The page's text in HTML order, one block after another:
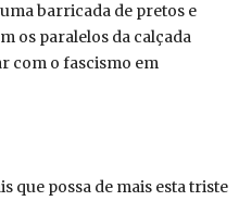
barricada de pretos e
os paralelos da calçada
com o fascismo em
que possa de mais esta triste